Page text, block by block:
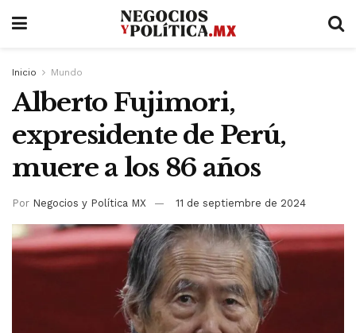
Inicio Mundo
Alberto Fujimori,
expresidente de Perú,
muere a los 86 años
Por Negocios y Política MX 11 de septiembre de 2024